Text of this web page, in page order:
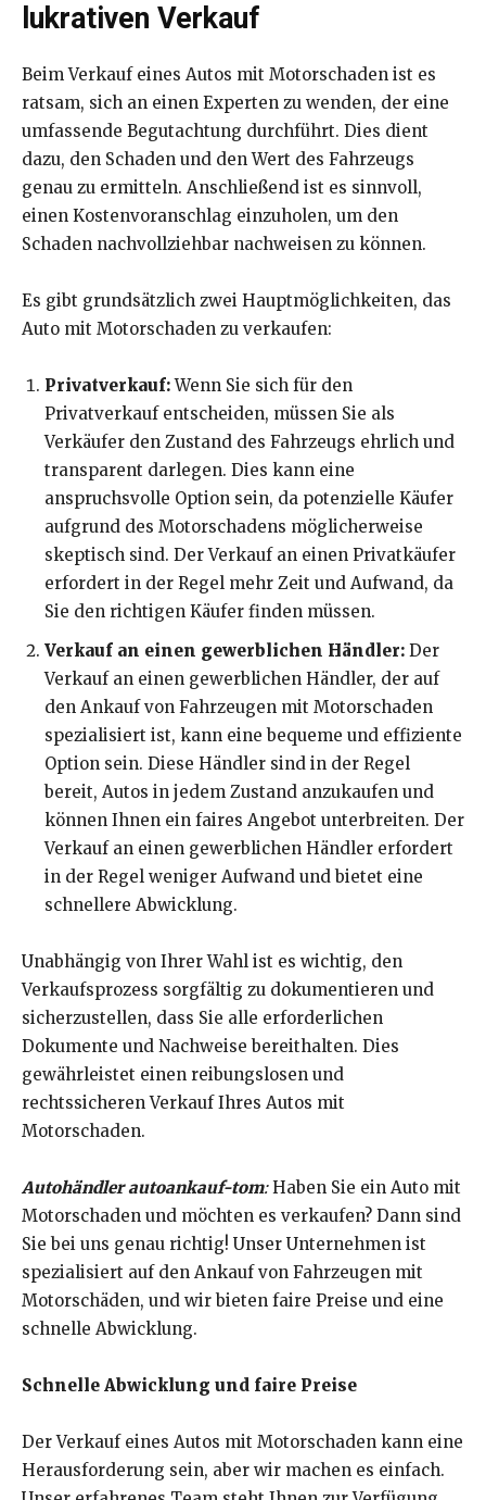
lukrativen Verkauf
Beim Verkauf eines Autos mit Motorschaden ist es
ratsam, sich an einen Experten zu wenden, der eine
umfassende Begutachtung durchführt. Dies dient
dazu, den Schaden und den Wert des Fahrzeugs
genau zu ermitteln. Anschließend ist es sinnvoll,
einen Kostenvoranschlag einzuholen, um den
Schaden nachvollziehbar nachweisen zu können.
Es gibt grundsätzlich zwei Hauptmöglichkeiten, das
Auto mit Motorschaden zu verkaufen:
Privatverkauf:Wenn Sie sich für den
Privatverkauf entscheiden, müssen Sie als
Verkäufer den Zustand des Fahrzeugs ehrlich und
transparent darlegen. Dies kann eine
anspruchsvolle Option sein, da potenzielle Käufer
aufgrund des Motorschadens möglicherweise
skeptisch sind. Der Verkauf an einen Privatkäufer
erfordert in der Regel mehr Zeit und Aufwand, da
Sie den richtigen Käufer finden müssen.
Verkauf an einen gewerblichen Händler: Der
Verkauf an einen gewerblichen Händler, der auf
den Ankauf von Fahrzeugen mit Motorschaden
spezialisiert ist, kann eine bequeme und effiziente
Option sein. Diese Händler sind in der Regel
bereit, Autos in jedem Zustand anzukaufen und
können Ihnen ein faires Angebot unterbreiten. Der
Verkauf an einen gewerblichen Händler erfordert
in der Regel weniger Aufwand und bietet eine
schnellere Abwicklung.
Unabhängig von Ihrer Wahl ist es wichtig, den
Verkaufsprozess sorgfältig zu dokumentieren und
sicherzustellen, dass Sie alle erforderlichen
Dokumente und Nachweise bereithalten. Dies
gewährleistet einen reibungslosen und
rechtssicheren Verkauf Ihres Autos mit
Motorschaden.
Autohändler autoankauf-tom:Haben Sie ein Auto mit
Motorschaden und möchten es verkaufen? Dann sind
Sie bei uns genau richtig! Unser Unternehmen ist
spezialisiert auf den Ankauf von Fahrzeugen mit
Motorschäden, und wir bieten faire Preise und eine
schnelle Abwicklung.
Schnelle Abwicklung und faire Preise
Der Verkauf eines Autos mit Motorschaden kann eine
Herausforderung sein, aber wir machen es einfach.